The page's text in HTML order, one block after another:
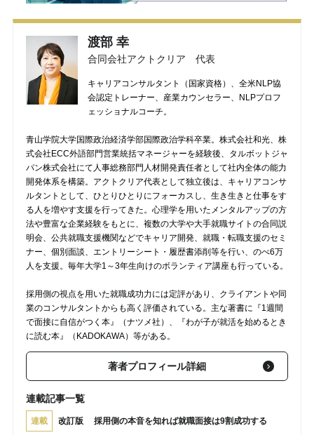
渡部 幸
合同会社アクトクリア 代表
キャリアコンサルタント（国家資格）、全米NLP協
会認定トレーナー、産業カウンセラー、NLPプロフ
ェッショナルコーチ。
青山学院大学国際政治経済学部国際政治学科卒業。株式会社和光、株
式会社ECC外語部門営業統括マネージャーを経験後、タルボットジャ
パン株式会社にて人事総務部門人材開発責任者として社内全体の能力
開発体系を構築。アクトクリア代表として独立後は、キャリアコンサ
ルタントとして、ひとりひとりにフォーカスし、生き生きと仕事をす
る人を増やす支援を行ってきた。心理学を用いたメンタルアップの方
法や豊富な企業経験をもとに、複数の大学や大手就職サイトの合同説
明会、公共就職支援機関などでキャリア開発、就職・転職支援のセミ
ナー、個別面談、エントリーシート・履歴書添削等を行い、のべ6万
人を支援。毎年大学1～3年生向けのボランティア講座も行っている。
採用側の視点を用いた就職成功力には定評があり、クライアントや同
業のコンサルタントからも高く評価されている。主な著書に『1週間
で面接に自信がつく本』（ナツメ社）、『わが子が就活を始めるとき
に読む本』（KADOKAWA）等がある。
著者プロフィール詳細
連載記事一覧
連載 改訂版 採用側の本音を知れば就職面接は9割成功する